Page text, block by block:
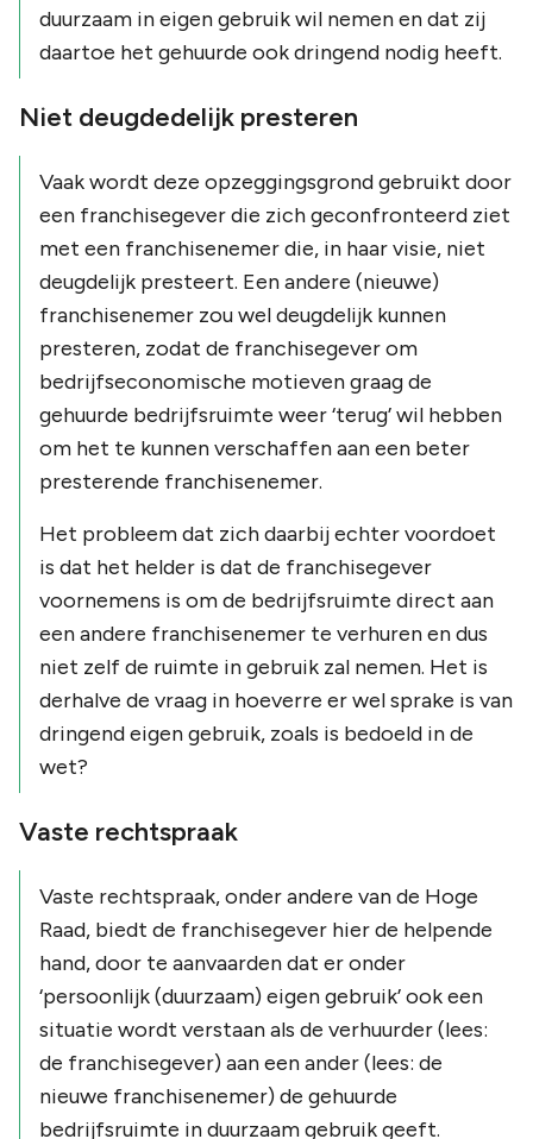
duurzaam in eigen gebruik wil nemen en dat zij
daartoe het gehuurde ook dringend nodig heeft.
Niet deugdedelijk presteren
Vaak wordt deze opzeggingsgrond gebruikt door
een franchisegever die zich geconfronteerd ziet
met een franchisenemer die, in haar visie, niet
deugdelijk presteert. Een andere (nieuwe)
franchisenemer zou wel deugdelijk kunnen
presteren, zodat de franchisegever om
bedrijfseconomische motieven graag de
gehuurde bedrijfsruimte weer ‘terug’ wil hebben
om het te kunnen verschaffen aan een beter
presterende franchisenemer.
Het probleem dat zich daarbij echter voordoet
is dat het helder is dat de franchisegever
voornemens is om de bedrijfsruimte direct aan
een andere franchisenemer te verhuren en dus
niet zelf de ruimte in gebruik zal nemen. Het is
derhalve de vraag in hoeverre er wel sprake is van
dringend eigen gebruik, zoals is bedoeld in de
wet?
Vaste rechtspraak
Vaste rechtspraak, onder andere van de Hoge
Raad, biedt de franchisegever hier de helpende
hand, door te aanvaarden dat er onder
‘persoonlijk (duurzaam) eigen gebruik’ ook een
situatie wordt verstaan als de verhuurder (lees:
de franchisegever) aan een ander (lees: de
nieuwe franchisenemer) de gehuurde
bedrijfsruimte in duurzaam gebruik geeft.